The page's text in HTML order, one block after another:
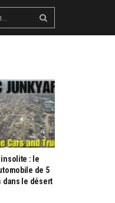
insolite : le
de 5
dans le désert